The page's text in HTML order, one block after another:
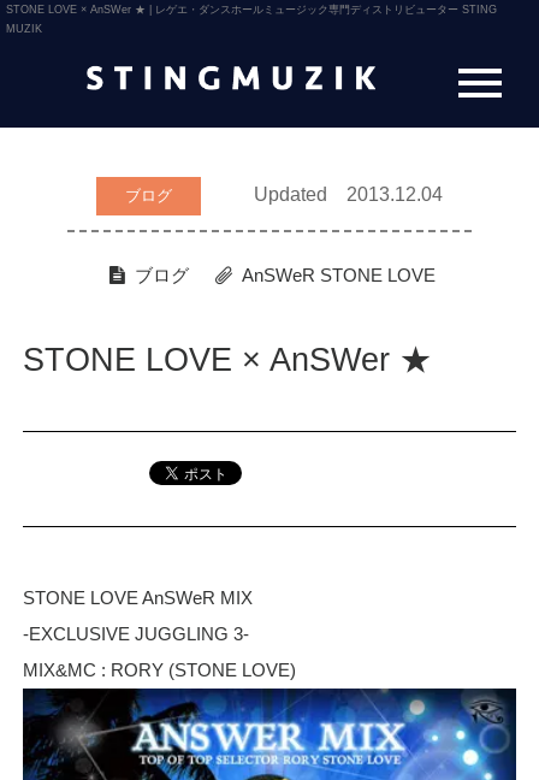
STONE LOVE × AnSWer ★ | レゲエ・ダンスホールミュージック専門ディストリビューター STING
MUZIK
ブログ Updated 2013.12.04
ブログ AnSWeR STONE LOVE
STONE LOVE × AnSWer ★
STONE LOVE AnSWeR MIX
-EXCLUSIVE JUGGLING 3-
MIX&MC : RORY (STONE LOVE)